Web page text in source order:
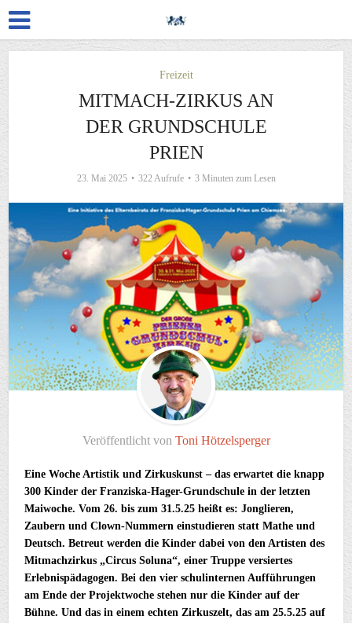
Freizeit
MITMACH-ZIRKUS AN
DER GRUNDSCHULE
PRIEN
23. Mai 2025 322 Aufrufe 3 Minuten zum Lesen
Veröffentlicht von Toni Hötzelsperger
Eine Woche Artistik und Zirkuskunst – das erwartet die knapp
300 Kinder der Franziska-Hager-Grundschule in der letzten
Maiwoche. Vom 26. bis zum 31.5.25 heißt es: Jonglieren,
Zaubern und Clown-Nummern einstudieren statt Mathe und
Deutsch. Betreut werden die Kinder dabei von den Artisten des
Mitmachzirkus „Circus Soluna“, einer Truppe versiertes
Erlebnispädagogen. Bei den vier schulinternen Aufführungen
am Ende der Projektwoche stehen nur die Kinder auf der
Bühne. Und das in einem echten Zirkuszelt, das am 25.5.25 auf